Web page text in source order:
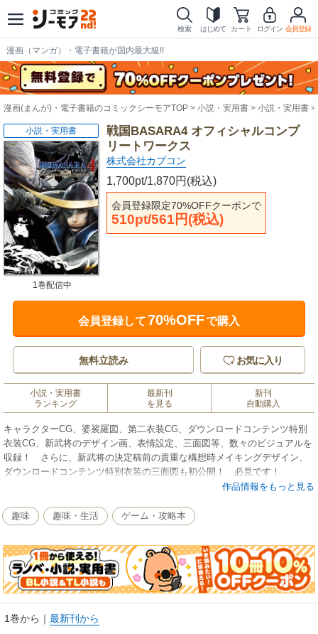
検索 はじめて カート ログイン 会員登録
漫画（マンガ）・電子書籍が国内最大級!!
漫画(まんが)・電子書籍のコミックシーモアTOP 小説・実用書 小説・実用書
戦国BASARA4 オフィシャルコンプ
リートワークス
株式会社カプコン
1,700pt/1,870円(税込)
会員登録限定70%OFFクーポンで
510pt/561円(税込)
小説・実用書
1巻配信中
会員登録して70%OFFで購入
無料立読み お気に入り
小説・実用書
ランキング
最新刊
を見る
新刊
自動購入
キャラクターCG、婆裟羅図、第二衣装CG、ダウンロードコンテンツ特別
衣装CG、新武将のデザイン画、表情設定、三面図等、数々のビジュアルを
収録！ さらに、新武将の決定稿前の貴重な構想時メイキングデザイン、
ダウンロードコンテンツ特別衣装の三面図も初公開！ 必見です！
作品情報をもっと見る
趣味 趣味・生活 ゲーム・攻略本
1巻から ｜ 最新刊から